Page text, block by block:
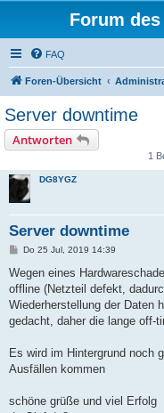
Forum
FAQ
Foren-Übersicht
Server downtime
Antworten
1
DG8YGZ
Server downtime
B
i
r
a
Do 25 Jul, 2019 14:39
Wegen eines
offline (Netzteil defekt,
Wiederherstellung der Daten
gedacht, daher die lange off-
Es wird im Hintergrund noch
Ausfällen kommen
schöne grüße und viel Erfolg